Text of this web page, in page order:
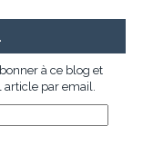
à ce blog et
par email.